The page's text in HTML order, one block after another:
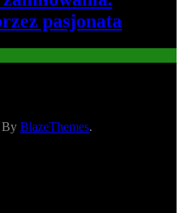
pasjonata
By BlazeThemes.